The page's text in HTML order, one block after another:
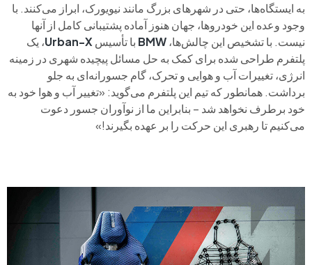
به ایستگاه‌ها، حتی در شهرهای بزرگ مانند نیویورک، ابراز می‌کنند. با
وجود وعده این خودروها، جهان هنوز آماده پشتیبانی کامل از آنها
نیست. با تشخیص این چالش‌ها،BMW با تأسیس Urban-X، یک
پلتفرم طراحی شده برای کمک به حل مسائل پیچیده شهری در زمینه
انرژی، تغییرات آب و هوایی و تحرک، گام جسورانه‌ای به جلو
برداشت. همانطور که تیم این پلتفرم می‌گوید: «تغییر آب و هوا خود به
خود برطرف نخواهد شد – بنابراین ما از نوآوران جسور دعوت
می‌کنیم تا رهبری این حرکت را بر عهده بگیرند!»